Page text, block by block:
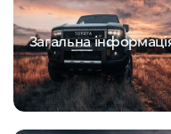
Загальна